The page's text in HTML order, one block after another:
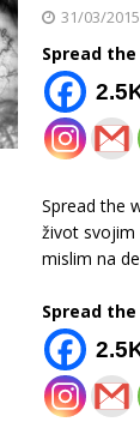
31/03/2015
Spread
Spread
život svojim
mislim na
Spread